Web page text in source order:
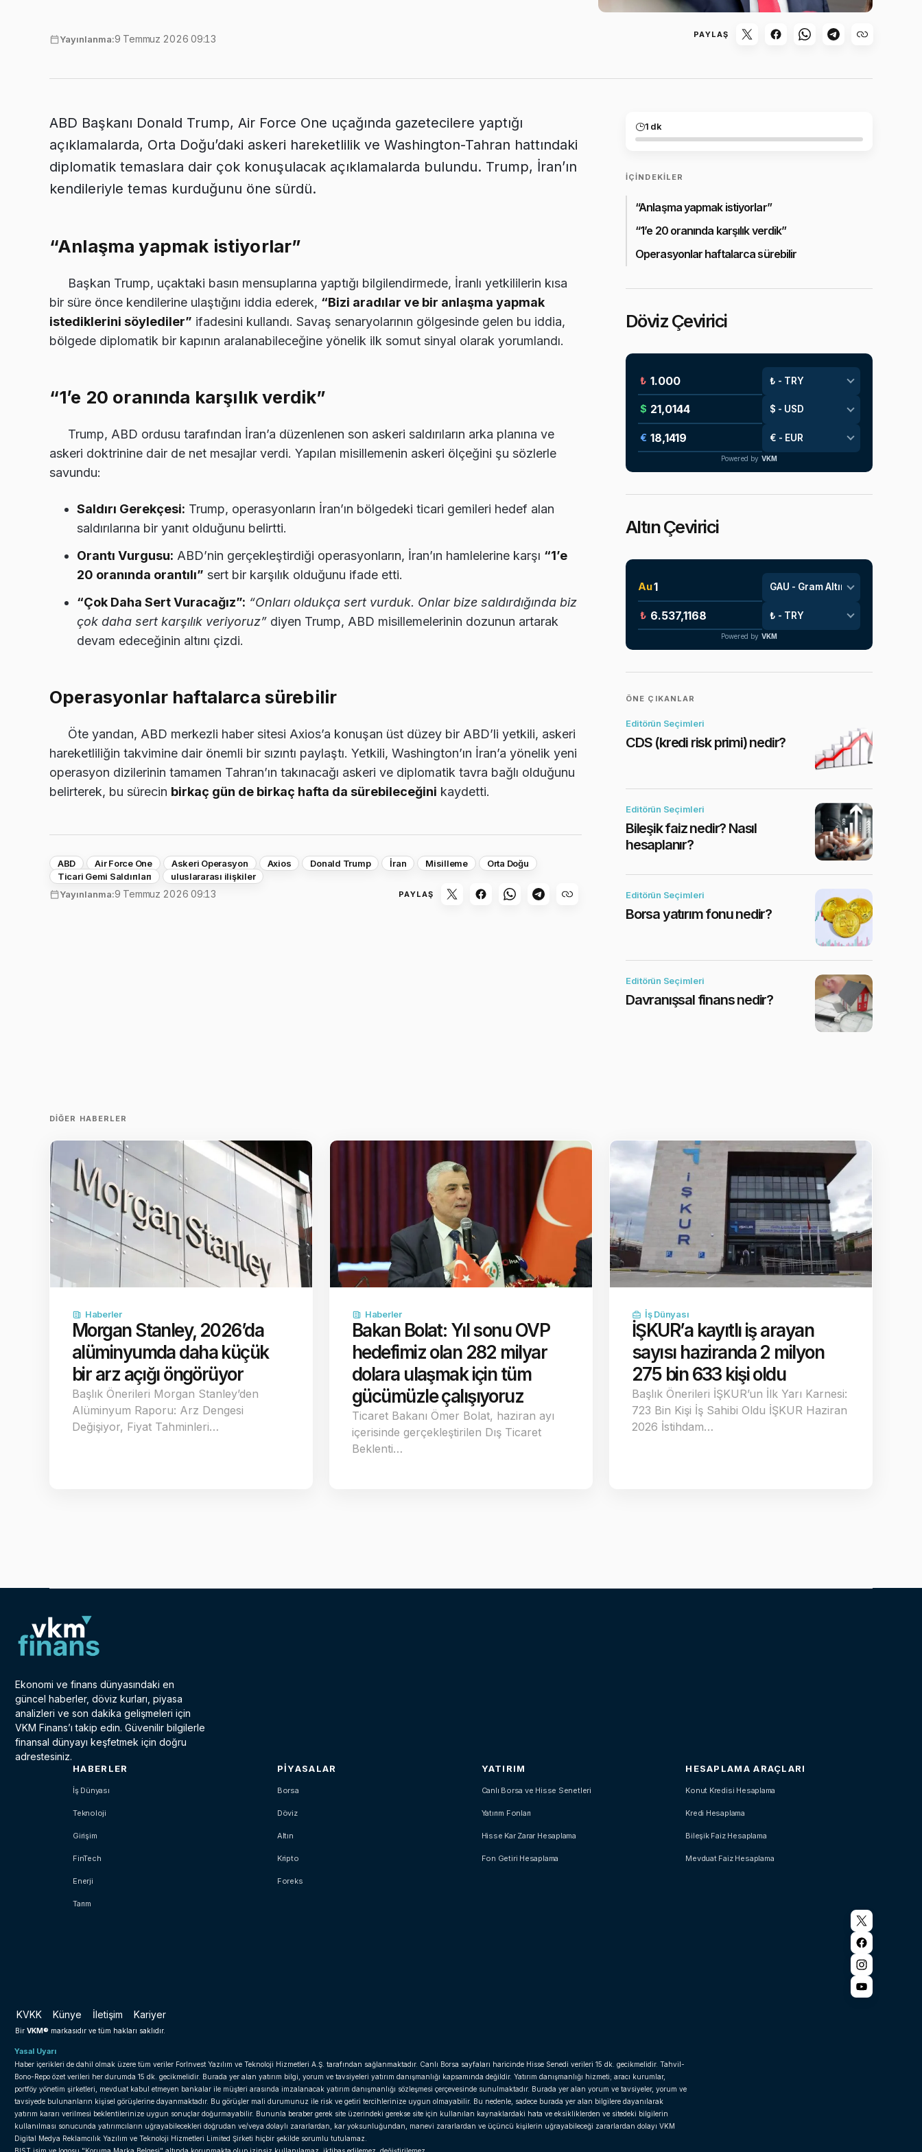
Yayınlanma:9 Temmuz 2026 09:13 PAYLAŞ
ABD Başkanı Donald Trump, Air Force One uçağında gazetecilere yaptığı
açıklamalarda, Orta Doğu’daki askeri hareketlilik ve Washington-Tahran hattındaki
diplomatik temaslara dair çok konuşulacak açıklamalarda bulundu. Trump, İran’ın
kendileriyle temas kurduğunu öne sürdü.
“Anlaşma yapmak istiyorlar”
Başkan Trump, uçaktaki basın mensuplarına yaptığı bilgilendirmede, İranlı yetkililerin kısa
bir süre önce kendilerine ulaştığını iddia ederek, “Bizi aradılar ve bir anlaşma yapmak
istediklerini söylediler” ifadesini kullandı. Savaş senaryolarının gölgesinde gelen bu iddia,
bölgede diplomatik bir kapının aralanabileceğine yönelik ilk somut sinyal olarak yorumlandı.
“1’e 20 oranında karşılık verdik”
Trump, ABD ordusu tarafından İran’a düzenlenen son askeri saldırıların arka planına ve
askeri doktrinine dair de net mesajlar verdi. Yapılan misillemenin askeri ölçeğini şu sözlerle
savundu:
Saldırı Gerekçesi: Trump, operasyonların İran’ın bölgedeki ticari gemileri hedef alan
saldırılarına bir yanıt olduğunu belirtti.
Orantı Vurgusu: ABD’nin gerçekleştirdiği operasyonların, İran’ın hamlelerine karşı “1’e
20 oranında orantılı” sert bir karşılık olduğunu ifade etti.
“Çok Daha Sert Vuracağız”: “Onları oldukça sert vurduk. Onlar bize saldırdığında biz
çok daha sert karşılık veriyoruz” diyen Trump, ABD misillemelerinin dozunun artarak
devam edeceğinin altını çizdi.
Operasyonlar haftalarca sürebilir
Öte yandan, ABD merkezli haber sitesi Axios’a konuşan üst düzey bir ABD’li yetkili, askeri
hareketliliğin takvimine dair önemli bir sızıntı paylaştı. Yetkili, Washington’ın İran’a yönelik yeni
operasyon dizilerinin tamamen Tahran’ın takınacağı askeri ve diplomatik tavra bağlı olduğunu
belirterek, bu sürecin birkaç gün de birkaç hafta da sürebileceğini kaydetti.
ABD Air Force One Askeri Operasyon Axios Donald Trump İran Misilleme
Orta Doğu
Ticari Gemi Saldırıları
uluslararası ilişkiler
Yayınlanma:9 Temmuz 2026 09:13 PAYLAŞ
1 dk
İÇINDEKILER
“Anlaşma yapmak istiyorlar”
“1’e 20 oranında karşılık verdik”
Operasyonlar haftalarca sürebilir
Döviz Çevirici
₺
$
€
Powered by VKM
Altın Çevirici
Au
₺
Powered by VKM
ÖNE ÇIKANLAR
Editörün Seçimleri
CDS (kredi risk primi) nedir?
Editörün Seçimleri
Bileşik faiz nedir? Nasıl
hesaplanır?
Editörün Seçimleri
Borsa yatırım fonu nedir?
Editörün Seçimleri
Davranışsal finans nedir?
DIĞER HABERLER
Haberler
Morgan Stanley, 2026’da
alüminyumda daha küçük
bir arz açığı öngörüyor
Başlık Önerileri Morgan Stanley’den
Alüminyum Raporu: Arz Dengesi
Değişiyor, Fiyat Tahminleri…
Haberler
Bakan Bolat: Yıl sonu OVP
hedefimiz olan 282 milyar
dolara ulaşmak için tüm
gücümüzle çalışıyoruz
Ticaret Bakanı Ömer Bolat, haziran ayı
içerisinde gerçekleştirilen Dış Ticaret
Beklenti…
İş Dünyası
İŞKUR’a kayıtlı iş arayan
sayısı haziranda 2 milyon
275 bin 633 kişi oldu
Başlık Önerileri İŞKUR’un İlk Yarı Karnesi:
723 Bin Kişi İş Sahibi Oldu İŞKUR Haziran
2026 İstihdam…
Ekonomi ve finans dünyasındaki en
güncel haberler, döviz kurları, piyasa
analizleri ve son dakika gelişmeleri için
VKM Finans’ı takip edin. Güvenilir bilgilerle
finansal dünyayı keşfetmek için doğru
adrestesiniz.
HABERLER
İş Dünyası
Teknoloji
Girişim
FinTech
Enerji
Tarım
PIYASALAR
Borsa
Döviz
Altın
Kripto
Foreks
YATIRIM
Canlı Borsa ve Hisse Senetleri
Yatırım Fonları
Hisse Kar Zarar Hesaplama
Fon Getiri Hesaplama
HESAPLAMA ARAÇLARI
Konut Kredisi Hesaplama
Kredi Hesaplama
Bileşik Faiz Hesaplama
Mevduat Faiz Hesaplama
KVKK Künye İletişim Kariyer
Bir VKM® markasıdır ve tüm hakları saklıdır.
Yasal Uyarı
Haber içerikleri de dahil olmak üzere tüm veriler ForInvest Yazılım ve Teknoloji Hizmetleri A.Ş. tarafından sağlanmaktadır. Canlı Borsa sayfaları haricinde Hisse Senedi verileri 15 dk. gecikmelidir. Tahvil-
Bono-Repo özet verileri her durumda 15 dk. gecikmelidir. Burada yer alan yatırım bilgi, yorum ve tavsiyeleri yatırım danışmanlığı kapsamında değildir. Yatırım danışmanlığı hizmeti; aracı kurumlar,
portföy yönetim şirketleri, mevduat kabul etmeyen bankalar ile müşteri arasında imzalanacak yatırım danışmanlığı sözleşmesi çerçevesinde sunulmaktadır. Burada yer alan yorum ve tavsiyeler, yorum ve
tavsiyede bulunanların kişisel görüşlerine dayanmaktadır. Bu görüşler mali durumunuz ile risk ve getiri tercihlerinize uygun olmayabilir. Bu nedenle, sadece burada yer alan bilgilere dayanılarak
yatırım kararı verilmesi beklentilerinize uygun sonuçlar doğurmayabilir. Bununla beraber gerek site üzerindeki gerekse site için kullanılan kaynaklardaki hata ve eksikliklerden ve sitedeki bilgilerin
kullanılması sonucunda yatırımcıların uğrayabilecekleri doğrudan ve/veya dolaylı zararlardan, kar yoksunluğundan, manevi zararlardan ve üçüncü kişilerin uğrayabileceği zararlardan dolayı VKM
Digital Medya Reklamcılık Yazılım ve Teknoloji Hizmetleri Limited Şirketi hiçbir şekilde sorumlu tutulamaz.